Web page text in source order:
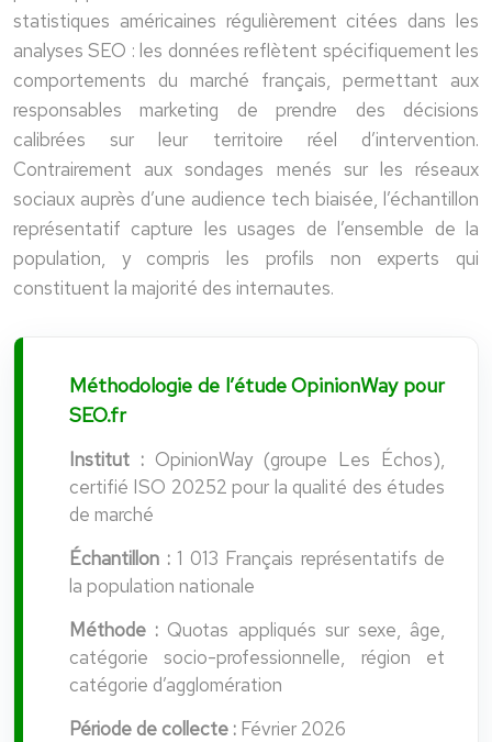
statistiques américaines régulièrement citées dans les
analyses SEO : les données reflètent spécifiquement les
comportements du marché français, permettant aux
responsables marketing de prendre des décisions
calibrées sur leur territoire réel d’intervention.
Contrairement aux sondages menés sur les réseaux
sociaux auprès d’une audience tech biaisée, l’échantillon
représentatif capture les usages de l’ensemble de la
population, y compris les profils non experts qui
constituent la majorité des internautes.
Méthodologie de l’étude OpinionWay pour
SEO.fr
Institut : OpinionWay (groupe Les Échos),
certifié ISO 20252 pour la qualité des études
de marché
Échantillon :1 013 Français représentatifs de
la population nationale
Méthode : Quotas appliqués sur sexe, âge,
catégorie socio-professionnelle, région et
catégorie d’agglomération
Période de collecte : Février 2026